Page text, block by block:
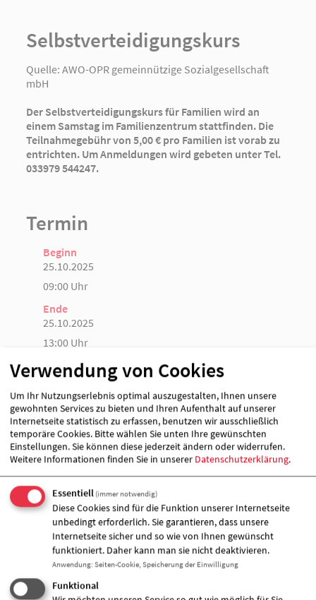
Selbstverteidigungskurs
Quelle: AWO-OPR gemeinnützige Sozialgesellschaft
mbH
Der Selbstverteidigungskurs für Familien wird an
einem Samstag im Familienzentrum stattfinden. Die
Teilnahmegebühr von 5,00 € pro Familien ist vorab zu
entrichten. Um Anmeldungen wird gebeten unter Tel.
033979 544247.
Termin
Beginn
25.10.2025
09:00 Uhr
Ende
25.10.2025
13:00 Uhr
Veranstalter &
Veranstaltungort
Verwendung von Cookies
Um Ihr Nutzungserlebnis optimal auszugestalten, Ihnen unsere
gewohnten Services zu bieten und Ihren Aufenthalt auf unserer
Internetseite statistisch zu erfassen, benutzen wir ausschließlich
temporäre Cookies. Bitte wählen Sie unten Ihre gewünschten
Einstellungen. Sie können diese jederzeit ändern oder widerrufen.
Weitere Informationen finden Sie in unserer Datenschutzerklärung.
Essentiell (immer notwendig)
Diese Cookies sind für die Funktion unserer Internetseite
unbedingt erforderlich. Sie garantieren, dass unsere
Internetseite sicher und so wie von Ihnen gewünscht
funktioniert. Daher kann man sie nicht deaktivieren.
Anwendung: Seiten-Cookie, Speicherung der Einwilligung
Funktional